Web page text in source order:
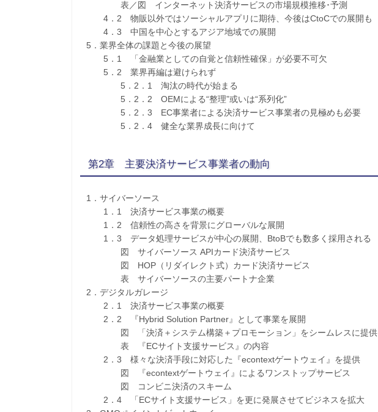
表／図 インターネット決済サービスの市場規模推移･予測
4．2 物販以外ではソーシャルアプリに期待、今後はCtoCでの展開も
4．3 中国を中心とするアジア地域での展開
5．業界全体の課題と今後の展望
5．1 「金融業としての自覚と信頼性確保」が必要不可欠
5．2 業界再編は避けられず
5．2．1 淘汰の時代が始まる
5．2．2 OEMによる“整理”或いは“系列化”
5．2．3 EC事業者による決済サービス事業者の見極めも必要
5．2．4 健全な業界成長に向けて
第2章 主要決済サービス事業者の動向
1．サイバーソース
1．1 決済サービス事業の概要
1．2 信頼性の高さを背景にグローバルな展開
1．3 データ処理サービスが中心の展開、BtoBでも数多く採用される
図 サイバーソース APIカード決済サービス
図 HOP（リダイレクト式）カード決済サービス
表 サイバーソースの主要パートナ企業
2．デジタルガレージ
2．1 決済サービス事業の概要
2．2 『Hybrid Solution Partner』として事業を展開
図 「決済＋システム構築＋プロモーション」をシームレスに提供
表 『ECサイト支援サービス』の内容
2．3 様々な決済手段に対応した『econtextゲートウェイ』を提供
図 『econtextゲートウェイ』によるワンストップサービス
図 コンビニ決済のスキーム
2．4 「ECサイト支援サービス」を更に発展させてビジネスを拡大